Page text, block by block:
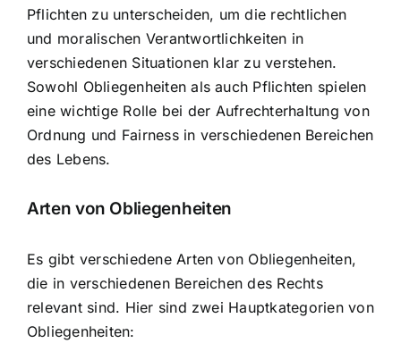
Pflichten zu unterscheiden, um die rechtlichen
und moralischen Verantwortlichkeiten in
verschiedenen Situationen klar zu verstehen.
Sowohl Obliegenheiten als auch Pflichten spielen
eine wichtige Rolle bei der Aufrechterhaltung von
Ordnung und Fairness in verschiedenen Bereichen
des Lebens.
Arten von Obliegenheiten
Es gibt verschiedene Arten von Obliegenheiten,
die in verschiedenen Bereichen des Rechts
relevant sind. Hier sind zwei Hauptkategorien von
Obliegenheiten: